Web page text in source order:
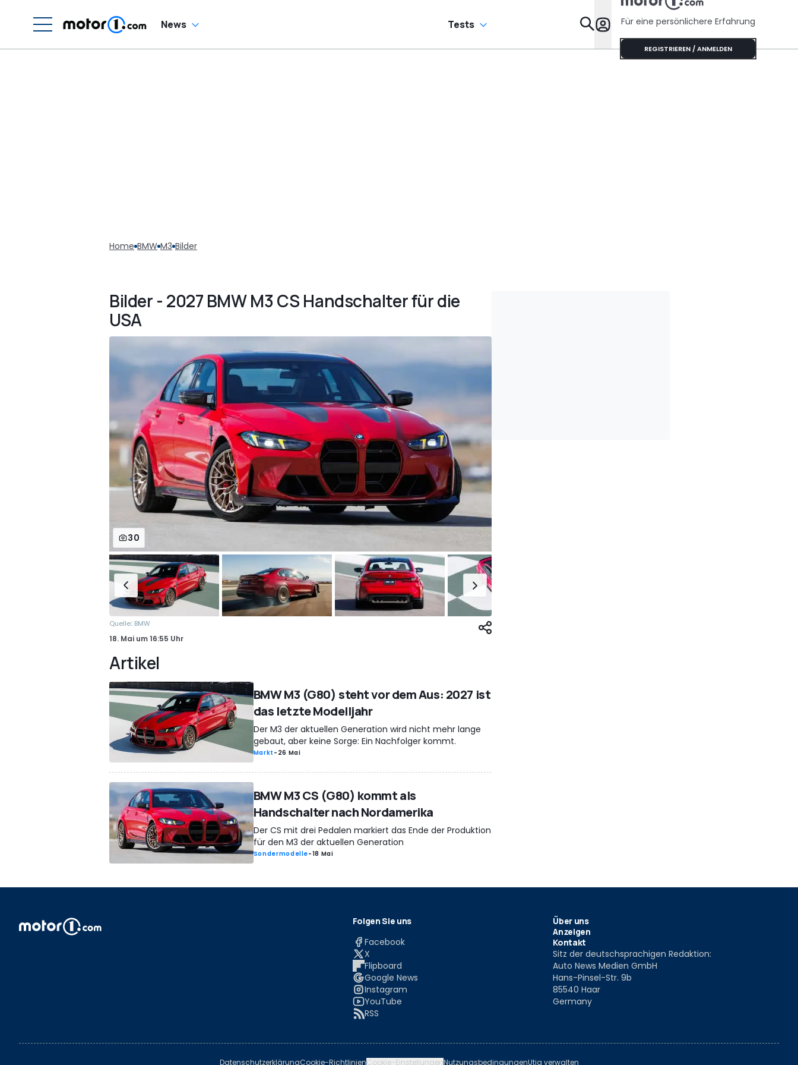
News Tests Specials
Für eine persönlichere Erfahrung
REGISTRIEREN / ANMELDEN
Home BMW M3 Bilder
Bilder - 2027 BMW M3 CS Handschalter für die
USA
30
Quelle: BMW
18. Mai um16:55 Uhr
Artikel
BMW M3 (G80) steht vor dem Aus: 2027 ist
das letzte Modelljahr
Der M3 der aktuellen Generation wird nicht mehr lange
gebaut, aber keine Sorge: Ein Nachfolger kommt.
Markt - 26 Mai
BMW M3 CS (G80) kommt als
Handschalter nach Nordamerika
Der CS mit drei Pedalen markiert das Ende der Produktion
für den M3 der aktuellen Generation
Sondermodelle-18 Mai
Folgen Sie uns
Facebook
X
Flipboard
Google News
Instagram
YouTube
RSS
Über uns
Anzeigen
Kontakt
Sitz der deutschsprachigen Redaktion:
Auto News Medien GmbH
Hans-Pinsel-Str. 9b
85540 Haar
Germany
DatenschutzerklärungCookie-RichtlinienCookie-EinstellungenNutzungsbedingungenUtiq verwalten